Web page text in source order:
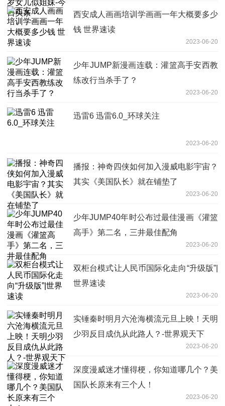
西安成人画画培训学画画一年大概要多少
钱 世界速读
2023-06-20
少年JUMP新漫画连载：灌篮高手安西教
练改行当杀手了？
2023-06-20
迅雷6 迅雷6.0_环球关注
2023-06-20
播报：神奇四侠如何加入漫威电影宇宙？
其实《美国队长》就在铺垫了
2023-06-20
少年JUMP40年时公布过最佳漫画《灌篮
高手》第二名，三井最佳配角
2023-06-20
双柜台模式让人民币国际化走向“升级版”|
世界速读
2023-06-20
实锤秦时明月六沧海横流元旦上映！天明
少羽反目成仇从此路人？-世界观天下
2023-06-20
深度漫威迷才懂得梗，你知道哪几个？美
国队长原来有三个人！
2023-06-20